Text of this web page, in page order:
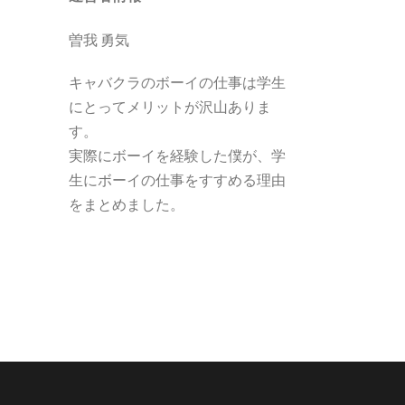
曽我 勇気
キャバクラのボーイの仕事は学生
にとってメリットが沢山ありま
す。
実際にボーイを経験した僕が、学
生にボーイの仕事をすすめる理由
をまとめました。